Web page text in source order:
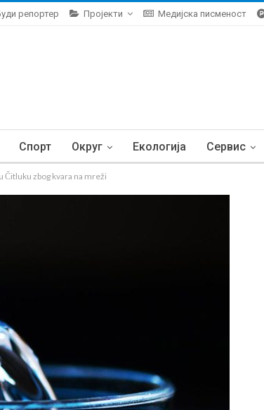
репортер Пројекти Медијска писменост
Спорт Округ Екологија Сервис
Čitluku zbog kvara na mreži